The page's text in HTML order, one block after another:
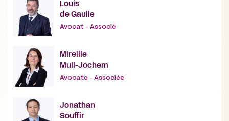
Louis
de Gaulle
Avocat - Associé
Mireille
Mull-Jochem
Avocate - Associée
Jonathan
Souffir